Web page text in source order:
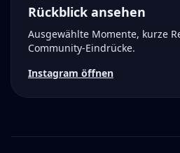
Rückblick ansehen
Ausgewählte Momente, kurze
Community-Eindrücke.
Instagram öffnen